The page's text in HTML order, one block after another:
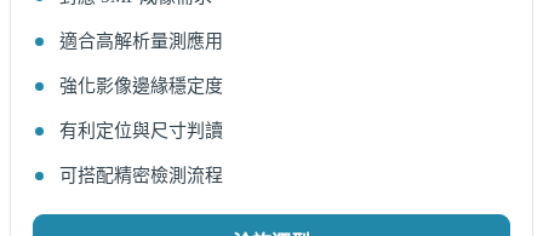
適合高解析量測應用
強化影像邊緣穩定度
有利定位與尺寸判讀
可搭配精密檢測流程